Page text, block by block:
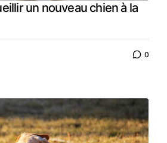
un nouveau chien à la
0